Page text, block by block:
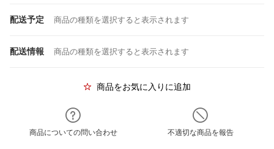
配送予定 商品の種類を選択すると表示されます
配送情報 商品の種類を選択すると表示されます
商品をお気に入りに追加
商品についての問い合わせ 不適切な商品を報告